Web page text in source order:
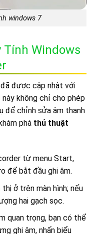
windows 7
Tính Windows
được cập nhật với
này không chỉ cho phép
để chỉnh sửa âm thanh
phá thủ thuật
từ menu Start,
để bắt đầu ghi âm.
ở trên màn hình; nếu
hai gạch sọc.
quan trọng, bạn có thể
ghi âm, nhấn biểu